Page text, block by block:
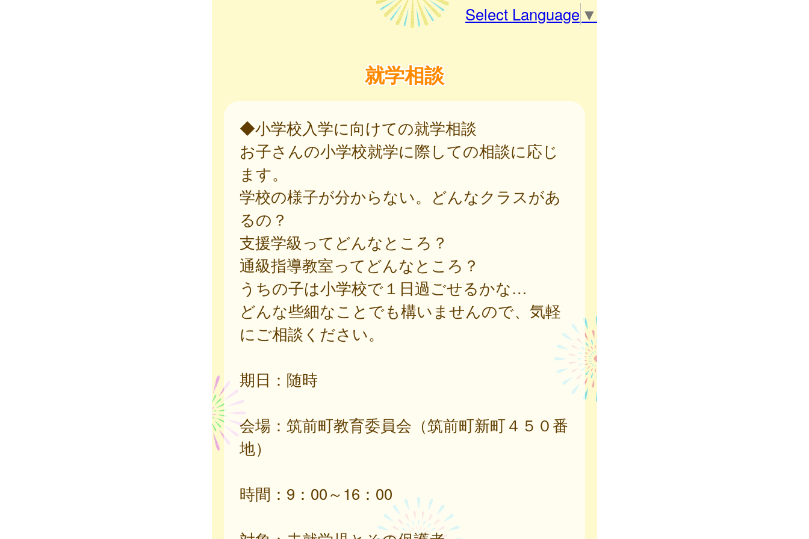
Select Language ▼
就学相談
◆小学校入学に向けての就学相談
お子さんの小学校就学に際しての相談に応じ
ます。
学校の様子が分からない。どんなクラスがあ
るの？
支援学級ってどんなところ？
通級指導教室ってどんなところ？
うちの子は小学校で１日過ごせるかな…
どんな些細なことでも構いませんので、気軽
にご相談ください。
期日：随時
会場：筑前町教育委員会（筑前町新町４５０番
地）
時間：9：00～16：00